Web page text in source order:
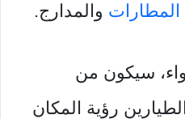
المطارات والمدارج.
سيكون من
رؤية المكان